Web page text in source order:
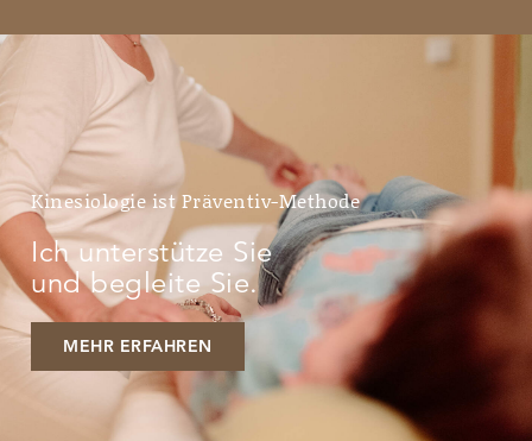
Kinesiologie ist Präventiv-Methode
Ich unterstütze Sie
und begleite Sie.
MEHR ERFAHREN